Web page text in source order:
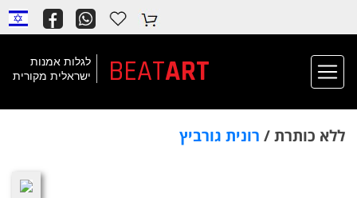
לגלות אמנות
ישראלית מקורית
ART
BEAT
ללא כותרת / רונית גורביץ